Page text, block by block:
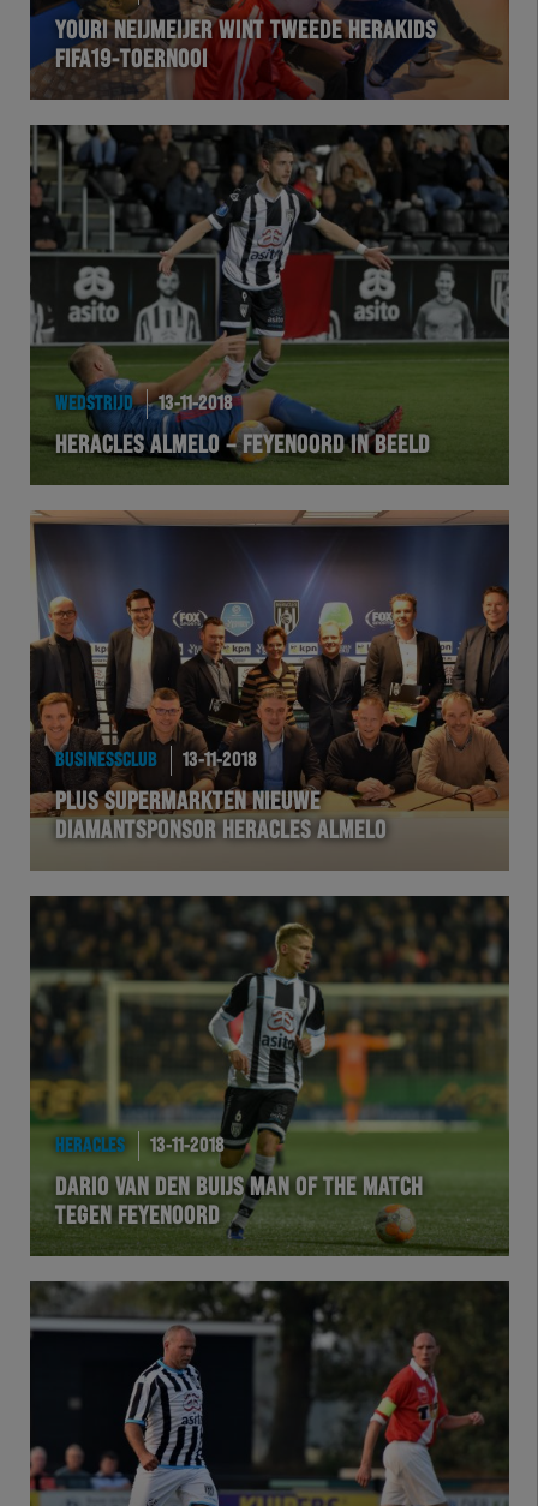
BusinessClub
Foundation
Herakids
Team Zwart Wit
Futsal
eSports
Academie
YOURI NEIJMEIJER WINT TWEEDE HERAKIDS
FIFA19-TOERNOOI
WEDSTRIJD 13-11-2018
HERACLES ALMELO – FEYENOORD IN BEELD
BUSINESSCLUB 13-11-2018
PLUS SUPERMARKTEN NIEUWE
DIAMANTSPONSOR HERACLES ALMELO
HERACLES 13-11-2018
DARIO VAN DEN BUIJS MAN OF THE MATCH
TEGEN FEYENOORD